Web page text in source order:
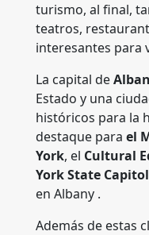
turismo, al final,
teatros,
interesantes para
La capital de
Estado y una
históricos para la
destaque para el
York, el Cultural
York State Capitol
en Albany .
Además de estas